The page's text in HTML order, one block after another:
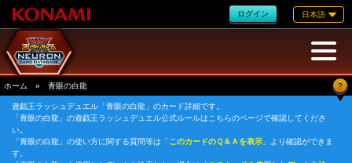
ログイン 日本語
ホーム » 青眼の白龍 ?
遊戯王ラッシュデュエル「青眼の白龍」のカード詳細です。
「青眼の白龍」の遊戯王ラッシュデュエル公式ルールはこちらのページで確認してくださ
い。
「青眼の白龍」の使い方に関する質問等は「このカードのＱ＆Ａを表示 」より確認ができま
す。